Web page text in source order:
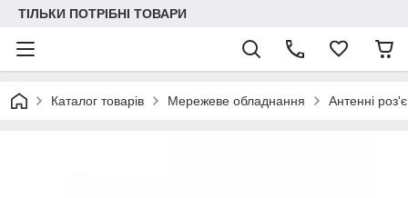
ТІЛЬКИ ПОТРІБНІ ТОВАРИ
Каталог товарів Мережеве обладнання Антенні